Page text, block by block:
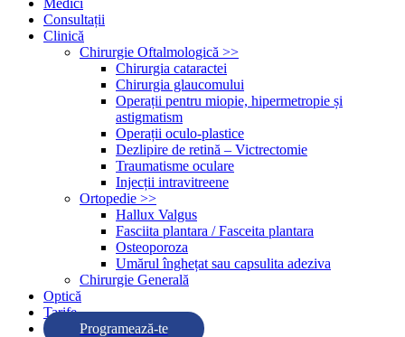
Consultații
Clinică
Chirurgie Oftalmologică >>
Chirurgia cataractei
Chirurgia glaucomului
Operații pentru miopie, hipermetropie și
astigmatism
Operații oculo-plastice
Dezlipire de retină – Victrectomie
Traumatisme oculare
Injecții intravitreene
Ortopedie >>
Hallux Valgus
Fasciita plantara / Fasceita plantara
Osteoporoza
Umărul înghețat sau capsulita adeziva
Chirurgie Generală
Optică
Tarife
Programează-te